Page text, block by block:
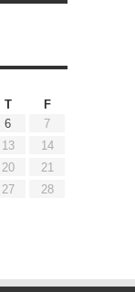
T
F
6
7
13
14
20
21
27
28